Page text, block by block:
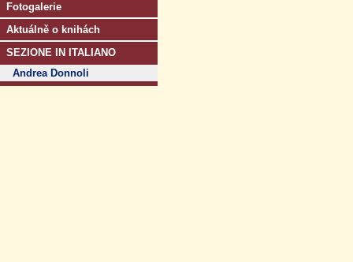
Fotogalerie
Aktuálně o knihách
SEZIONE IN ITALIANO
Andrea Donnoli